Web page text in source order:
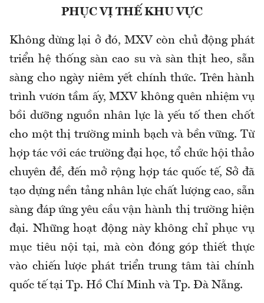
PHỤC VỊ THẾ KHU VỰC
Không dừng lại ở đó, MXV còn chủ động phát
triển hệ thống sàn cao su và sàn thịt heo, sẵn
sàng cho ngày niêm yết chính thức. Trên hành
trình vươn tầm ấy, MXV không quên nhiệm vụ
bồi dưỡng nguồn nhân lực là yếu tố then chốt
cho một thị trường minh bạch và bền vững. Từ
hợp tác với các trường đại học, tổ chức hội thảo
chuyên đề, đến mở rộng hợp tác quốc tế, Sở đã
tạo dựng nền tảng nhân lực chất lượng cao, sẵn
sàng đáp ứng yêu cầu vận hành thị trường hiện
đại. Những hoạt động này không chỉ phục vụ
mục tiêu nội tại, mà còn đóng góp thiết thực
vào chiến lược phát triển trung tâm tài chính
quốc tế tại Tp. Hồ Chí Minh và Tp. Đà Nẵng.